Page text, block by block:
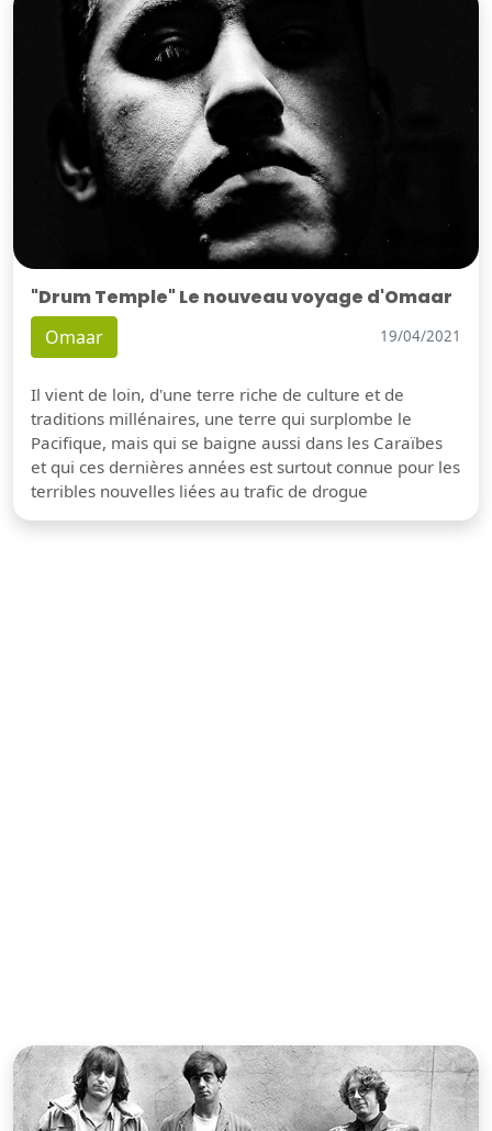
"Drum Temple" Le nouveau voyage d'Omaar
Omaar 19/04/2021
Il vient de loin, d'une terre riche de culture et de
traditions millénaires, une terre qui surplombe le
Pacifique, mais qui se baigne aussi dans les Caraïbes
et qui ces dernières années est surtout connue pour les
terribles nouvelles liées au trafic de drogue